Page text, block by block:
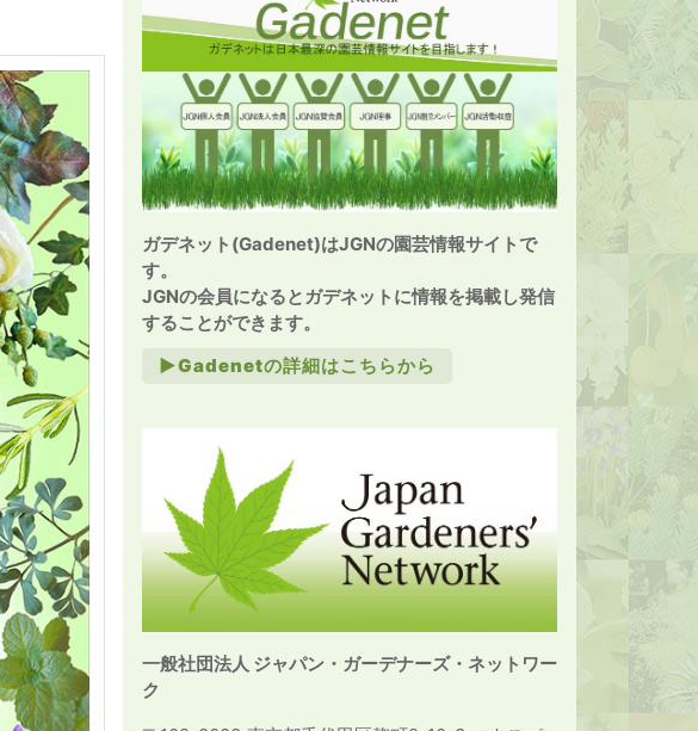
ガデネット(Gadenet)はJGNの園芸情報サイトで
す。
JGNの会員になるとガデネットに情報を掲載し発信
することができます。
►Gadenetの詳細はこちらから
一般社団法人 ジャパン・ガーデナーズ・ネットワー
ク